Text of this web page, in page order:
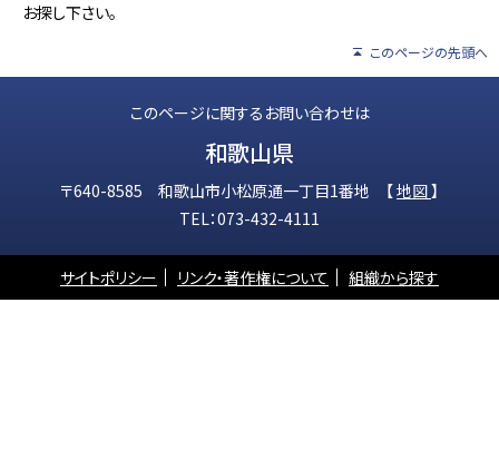
お探し下さい。
このページの先頭へ
このページに関するお問い合わせは
和歌山県
〒640-8585 和歌山市小松原通一丁目1番地 【地図】
TEL：073-432-4111
サイトポリシー リンク・著作権について 組織から探す